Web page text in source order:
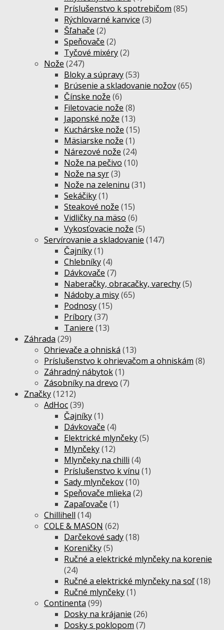
Príslušenstvo k spotrebičom (85)
Rýchlovarné kanvice (3)
Šľahače (2)
Speňovače (2)
Tyčové mixéry(2)
Nože (247)
Bloky a súpravy(53)
Brúsenie a skladovanie nožov(65)
Čínske nože (6)
Filetovacie nože (8)
Japonské nože (13)
Kuchárske nože (15)
Mäsiarske nože (1)
Nárezové nože (24)
Nože na pečivo (10)
Nože na syr(3)
Nože na zeleninu (31)
Sekáčiky(1)
Steakové nože (15)
Vidličky na mäso (6)
Vykosťovacie nože (5)
Servírovanie a skladovanie (147)
Čajníky(1)
Chlebníky(4)
Dávkovače (7)
Naberačky, obracačky, varechy(5)
Nádoby a misy(65)
Podnosy(15)
Príbory(37)
Taniere (13)
Záhrada (29)
Ohrievače a ohniská (13)
Príslušenstvo k ohrievačom a ohniskám (8)
Záhradný nábytok(1)
Zásobníky na drevo (7)
Značky(1212)
AdHoc(39)
Čajníky(1)
Dávkovače (4)
Elektrické mlynčeky(5)
Mlynčeky(12)
Mlynčeky na chilli (4)
Príslušenstvo k vínu (1)
Sady mlynčekov(10)
Speňovače mlieka (2)
Zapaľovače (1)
Chillihell (14)
COLE & MASON (62)
Darčekové sady(18)
Koreničky(5)
Ručné a elektrické mlynčeky na korenie
(24)
Ručné a elektrické mlynčeky na soľ(18)
Ručné mlynčeky(1)
Continenta (99)
Dosky na krájanie (26)
Dosky s poklopom (7)